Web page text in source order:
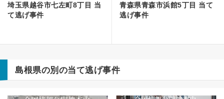
埼玉県越谷市七左町8丁目 当
て逃げ事件
青森県青森市浜館5丁目 当て
逃げ事件
島根県の別の当て逃げ事件